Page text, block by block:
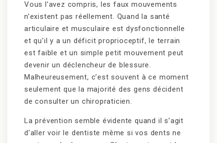
Vous l’avez compris, les faux mouvements
n’existent pas réellement. Quand la santé
articulaire et musculaire est dysfonctionnelle
et qu’il y a un déficit proprioceptif, le terrain
est faible et un simple petit mouvement peut
devenir un déclencheur de blessure.
Malheureusement, c’est souvent à ce moment
seulement que la majorité des gens décident
de consulter un chiropraticien.
La prévention semble évidente quand il s’agit
d’aller voir le dentiste même si vos dents ne